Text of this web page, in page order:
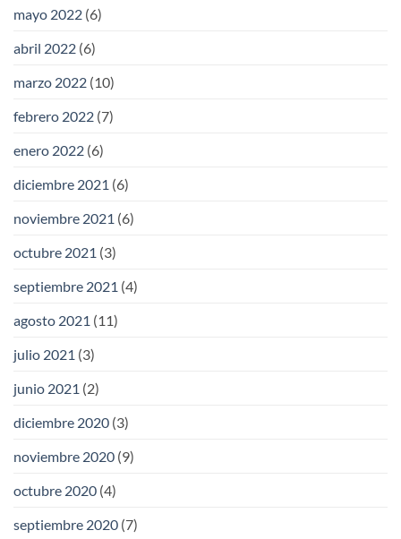
mayo 2022 (6)
abril 2022 (6)
marzo 2022 (10)
febrero 2022 (7)
enero 2022 (6)
diciembre 2021 (6)
noviembre 2021 (6)
octubre 2021 (3)
septiembre 2021 (4)
agosto 2021 (11)
julio 2021 (3)
junio 2021 (2)
diciembre 2020 (3)
noviembre 2020 (9)
octubre 2020 (4)
septiembre 2020 (7)